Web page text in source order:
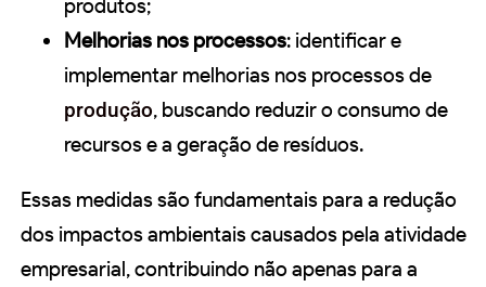
produtos;
Melhorias nos processos: identificar e
implementar melhorias nos processos de
produção, buscando reduzir o consumo de
recursos e a geração de resíduos.
Essas medidas são fundamentais para a redução
dos impactos ambientais causados pela atividade
empresarial, contribuindo não apenas para a